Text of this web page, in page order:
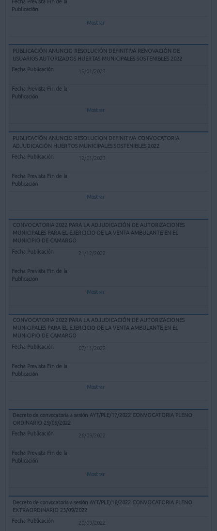
Mostrar
PUBLICACIÓN ANUNCIO RESOLUCIÓN DEFINITIVA RENOVACIÓN DE
USUARIOS AUTORIZADOS HUERTAS MUNICIPALES SOSTENIBLES 2022
19/01/2023
Mostrar
PUBLICACIÓN ANUNCIO RESOLUCION DEFINITIVA CONVOCATORIA
ADJUDICACIÓN HUERTOS MUNICIPALES SOSTENIBLES 2022
12/01/2023
Mostrar
CONVOCATORIA 2022 PARA LA ADJUDICACIÓN DE AUTORIZACIONES
MUNICIPALES PARA EL EJERCICIO DE LA VENTA AMBULANTE EN EL
MUNICIPIO DE CAMARGO
21/12/2022
Mostrar
CONVOCATORIA 2022 PARA LA ADJUDICACIÓN DE AUTORIZACIONES
MUNICIPALES PARA EL EJERCICIO DE LA VENTA AMBULANTE EN EL
MUNICIPIO DE CAMARGO
07/11/2022
Mostrar
Decreto de convocatoria a sesión AYT/PLE/17/2022 CONVOCATORIA PLENO
ORDINARIO 29/09/2022
26/09/2022
Mostrar
Decreto de convocatoria a sesión AYT/PLE/16/2022 CONVOCATORIA PLENO
EXTRAORDINARIO 23/09/2022
20/09/2022